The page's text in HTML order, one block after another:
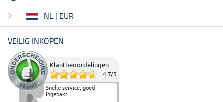
NL | EUR
VEILIG INKOPEN
Klantbeoordelingen
4.7/5
Snelle service, goed
ingepakt.